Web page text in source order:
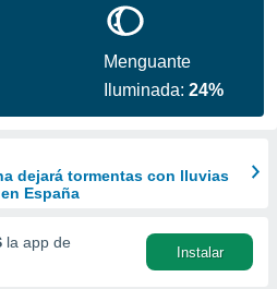
Menguante
Iluminada:24%
dejará tormentas con lluvias
España
la app de
Instalar